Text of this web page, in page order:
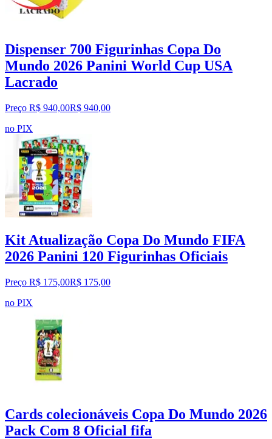
Dispenser 700 Figurinhas Copa Do
Mundo 2026 Panini World Cup USA
Lacrado
Preço R$ 940,00R$ 940,00
no PIX
Kit Atualização Copa Do Mundo FIFA
2026 Panini 120 Figurinhas Oficiais
Preço R$ 175,00R$ 175,00
no PIX
Cards colecionáveis Copa Do Mundo 2026
Pack Com 8 Oficial fifa